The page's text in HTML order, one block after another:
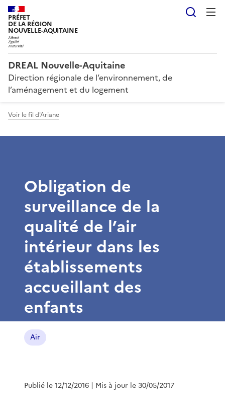
PRÉFET
DE LA RÉGION
NOUVELLE-AQUITAINE
DREAL Nouvelle-Aquitaine
Direction régionale de l’environnement, de
l’aménagement et du logement
Voir le fil d'Ariane
Obligation de
surveillance de la
qualité de l’air
intérieur dans les
établissements
accueillant des
enfants
Air
Publié le 12/12/2016 | Mis à jour le 30/05/2017